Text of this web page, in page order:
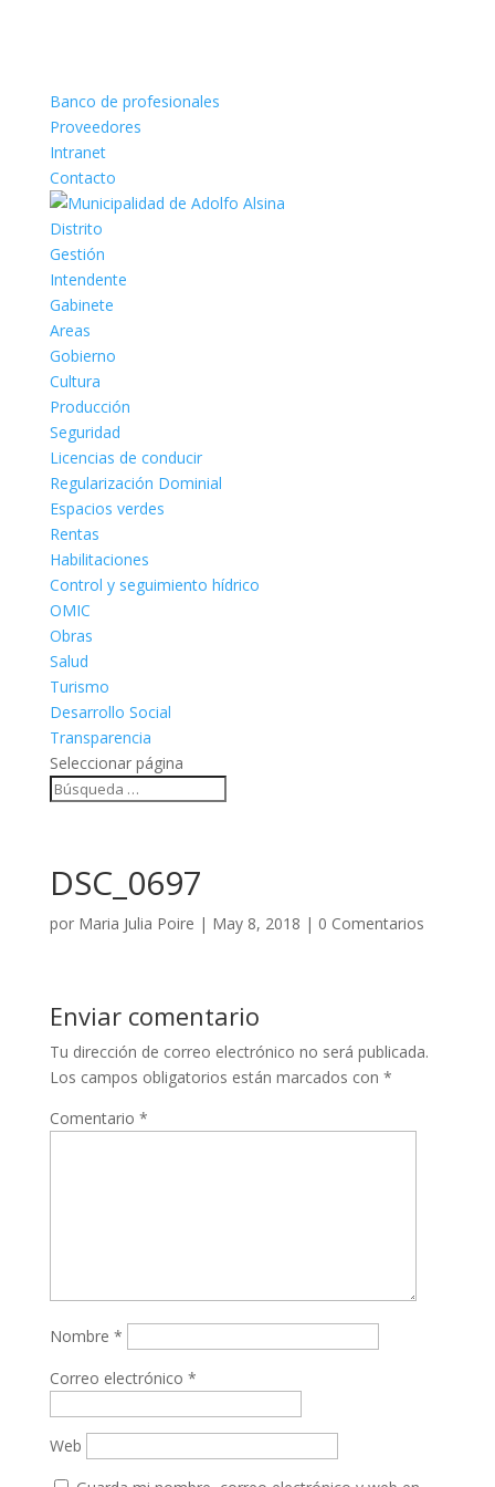
Banco de profesionales
Proveedores
Intranet
Contacto
Distrito
Gestión
Intendente
Gabinete
Areas
Gobierno
Cultura
Producción
Seguridad
Licencias de conducir
Regularización Dominial
Espacios verdes
Rentas
Habilitaciones
Control y seguimiento hídrico
OMIC
Obras
Salud
Turismo
Desarrollo Social
Transparencia
Seleccionar página
DSC_0697
por Maria Julia Poire | May 8, 2018 | 0 Comentarios
Enviar comentario
Tu dirección de correo electrónico no será publicada.
Los campos obligatorios están marcados con *
Comentario *
Nombre *
Correo electrónico *
Web